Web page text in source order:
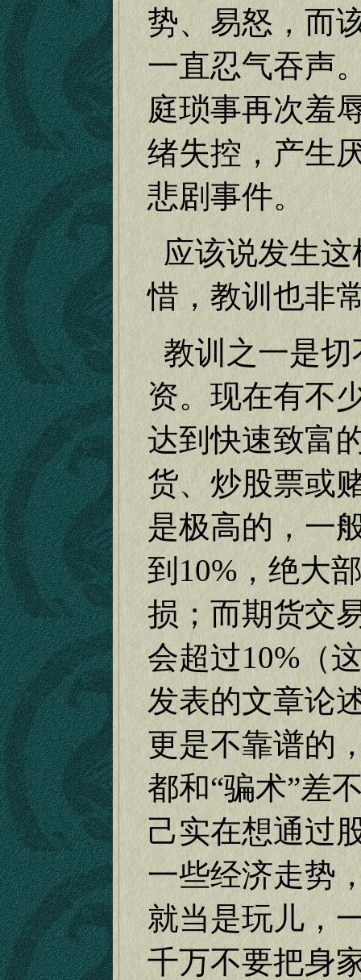
势、易怒，而
一直忍气吞声
庭琐事再次羞
绪失控，产生
悲剧事件。
应该说发生这
惜，教训也非
教训之一是切
资。现在有不
达到快速致富
货、炒股票或
是极高的，一
到10%，绝大
损；而期货交
会超过10%（
发表的文章论
更是不靠谱的
都和“骗术”差
己实在想通过
一些经济走势
就当是玩儿，
千万不要把身